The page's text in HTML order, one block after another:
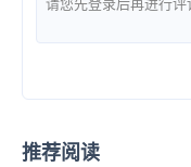
推荐阅读